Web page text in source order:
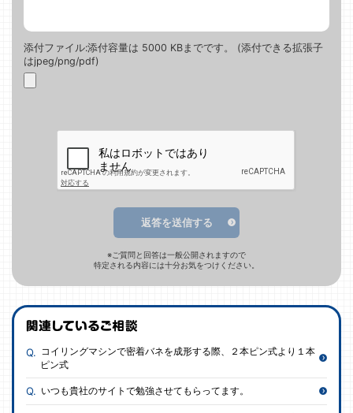
添付ファイル:添付容量は 5000 KBまでです。 (添付できる拡張子
はjpeg/png/pdf)
返答を送信する
※ご質問と回答は一般公開されますので
特定される内容には十分お気をつけください。
コイリングマシンで密着バネを成形する際、２本ピン式より１本
ピン式
いつも貴社のサイトで勉強させてもらってます。